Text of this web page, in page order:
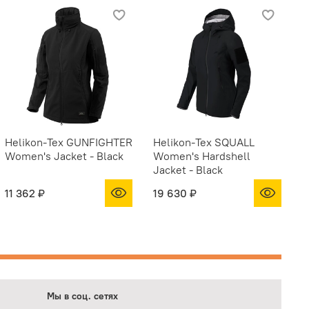
Helikon-Tex GUNFIGHTER
Women's Jacket - Black
11 362 ₽
Helikon-Tex SQUALL
Women's Hardshell
Jacket - Black
19 630 ₽
Мы в соц. сетях